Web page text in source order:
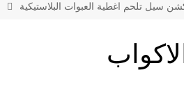
سيل تلحم اغطية العبوات البلاستيكية